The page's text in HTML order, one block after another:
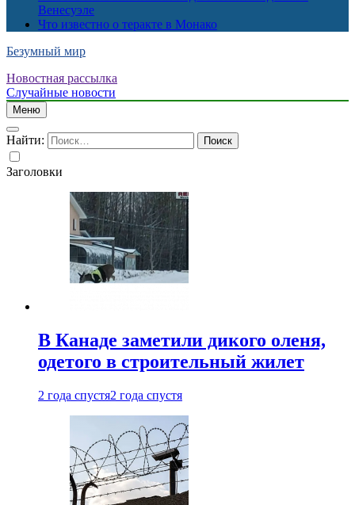
Венесуэле
Что известно о теракте в Монако
Безумный мир
Новостная рассылка
Случайные новости
Меню
Найти:
Заголовки
В Канаде заметили дикого оленя,
одетого в строительный жилет
2 года спустя2 года спустя